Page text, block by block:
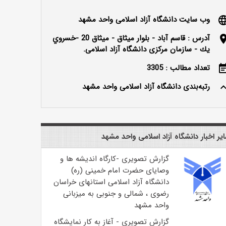
وب سایت دانشگاه آزاد اسلامی واحد مشهد
آدرس : قاسم آباد - بلوار ميثاق - ميثاق 20 -خسروي
يك - سازمان مرکزی دانشگاه آزاد اسلامی.
تعداد مطالب : 3305
keyboard_arrow_up
رتبه‌بندی دانشگاه آزاد اسلامی واحد مشهد
اخبار دانشگاه آزاد اسلامی واحد مشهد
گزارش تصویری -کارگاه اندیشه ها و
وصایای حضرت امام خمینی (ره)
دانشگاه آزاد اسلامی استانهای خراسان
رضوی ، شمالی و جنوبی به میزبانی
واحد مشهد
گزارش تصویری - آغاز به کار نمایشگاه